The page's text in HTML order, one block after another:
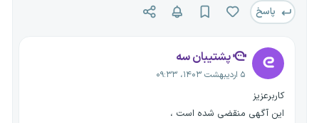
پاسخ
پشتیبان سه
۵ اردیبهشت ۱۴۰۳، ۰۹:۳۳
کاربرعزیز
این آگهی منقضی شده است ،